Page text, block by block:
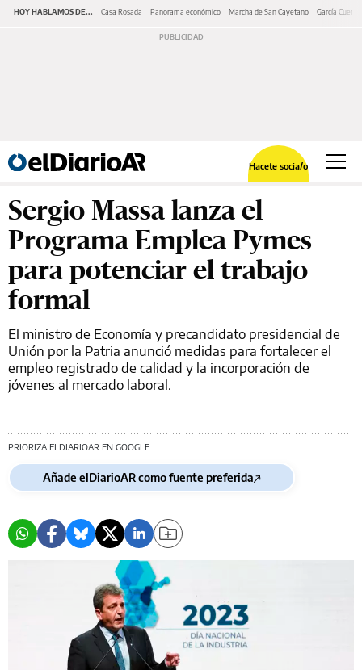
HOY HABLAMOS DE... Casa Rosada Panorama económico Marcha de San Cayetano García Cuerva
Hacete socia/o
Sergio Massa lanza el
Programa Emplea Pymes
para potenciar el trabajo
formal
El ministro de Economía y precandidato presidencial de
Unión por la Patria anunció medidas para fortalecer el
empleo registrado de calidad y la incorporación de
jóvenes al mercado laboral.
PRIORIZA ELDIARIOAR EN GOOGLE
Añade elDiarioAR como fuente preferida